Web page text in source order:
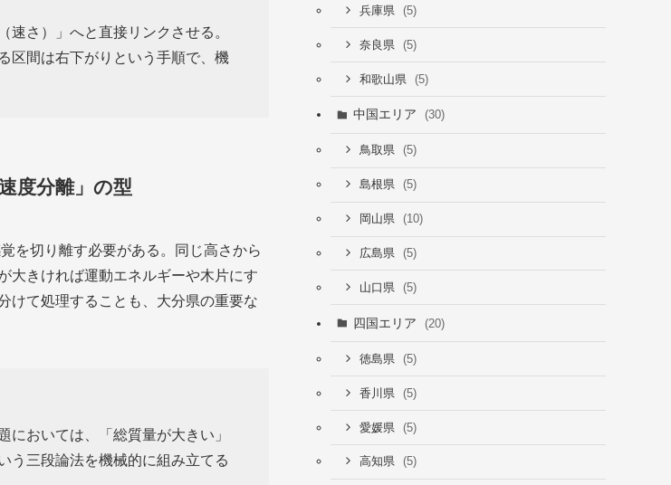
さ）」へと直接リンクさせる。
区間は右下がりという手順で、機
度分離」の型
を切り離す必要がある。同じ高さから
大きければ運動エネルギーや木片にす
けて処理することも、大分県の重要な
おいては、「総質量が大きい」
三段論法を機械的に組み立てる
兵庫県 (5)
奈良県 (5)
和歌山県 (5)
中国エリア (30)
鳥取県 (5)
島根県 (5)
岡山県 (10)
広島県 (5)
山口県 (5)
四国エリア (20)
徳島県 (5)
香川県 (5)
愛媛県 (5)
高知県 (5)